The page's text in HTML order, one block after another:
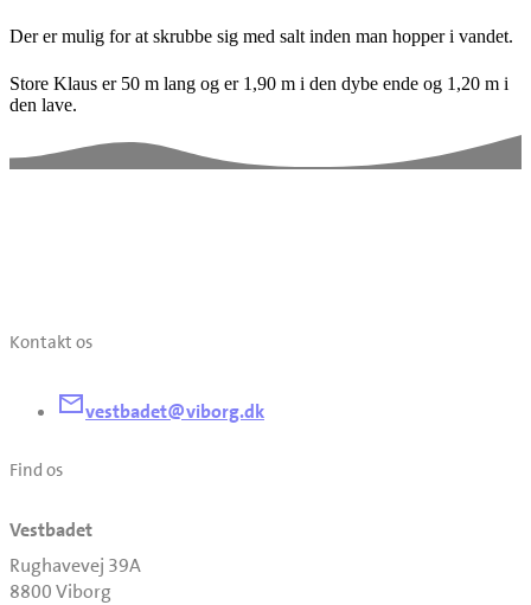
Der er mulig for at skrubbe sig med salt inden man hopper i vandet.
Store Klaus er 50 m lang og er 1,90 m i den dybe ende og 1,20 m i
den lave.
Kontakt os
vestbadet@viborg.dk
Find os
Vestbadet
Rughavevej 39A
8800 Viborg